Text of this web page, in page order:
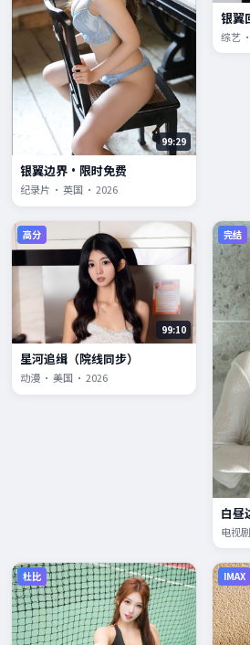
99:29
银翼边界·限时免费
纪录片 · 英国 · 2026
银翼
综艺
高分
99:10
星河追缉（院线同步）
动漫 · 美国 · 2026
完结
白昼
电视
杜比 IMAX